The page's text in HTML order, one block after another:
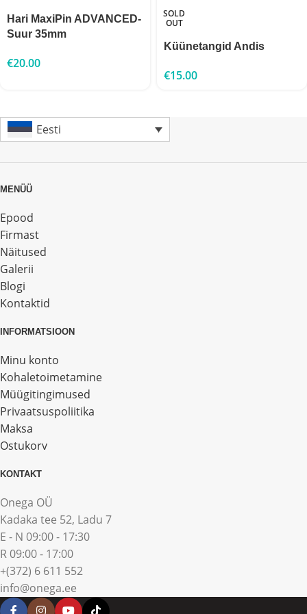
Hari MaxiPin ADVANCED-
Suur 35mm
€20.00
SOLD
OUT
Küünetangid Andis
€15.00
Eesti
MENÜÜ
Epood
Firmast
Näitused
Galerii
Blogi
Kontaktid
INFORMATSIOON
Minu konto
Kohaletoimetamine
Müügitingimused
Privaatsuspoliitika
Maksa
Ostukorv
KONTAKT
Onega OÜ
Kadaka tee 52, Ladu 7
E - N 09:00 - 17:30
R 09:00 - 17:00
+(372) 6 611 552
info@onega.ee